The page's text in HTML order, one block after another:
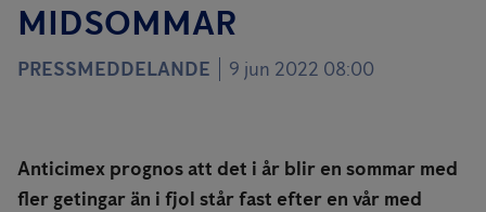
MIDSOMMAR
PRESSMEDDELANDE 9 jun 2022 08:00
Anticimex prognos att det i år blir en sommar med
fler getingar än i fjol står fast efter en vår med